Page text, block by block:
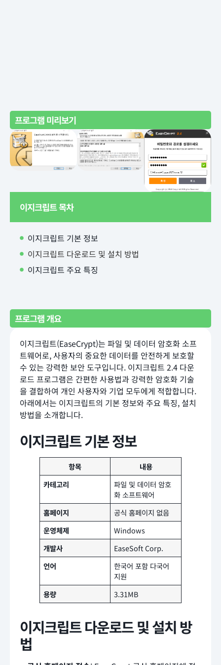
프로그램 미리보기
이지크립트 목차
이지크립트 기본 정보
이지크립트 다운로드 및 설치 방법
이지크립트 주요 특징
프로그램 개요
이지크립트(EaseCrypt)는 파일 및 데이터 암호화 소프
트웨어로, 사용자의 중요한 데이터를 안전하게 보호할
수 있는 강력한 보안 도구입니다. 이지크립트 2.4 다운
로드 프로그램은 간편한 사용법과 강력한 암호화 기술
을 결합하여 개인 사용자와 기업 모두에게 적합합니다.
아래에서는 이지크립트의 기본 정보와 주요 특징, 설치
방법을 소개합니다.
이지크립트 기본 정보
항목
내용
카테고리
파일 및 데이터 암호
화 소프트웨어
홈페이지
공식 홈페이지 없음
운영체제
Windows
개발사
EaseSoft Corp.
언어
한국어 포함 다국어
지원
용량
3.31MB
이지크립트 다운로드 및 설치 방
법